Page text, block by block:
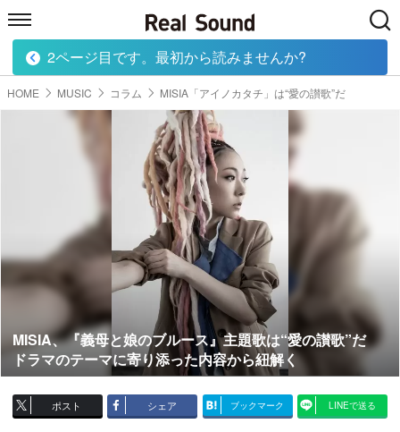
HOME MUSIC MOVIE TECH
HOME MUSIC コラム MISIA「アイノカタチ」は“愛の讃歌”だ
MISIA、『義母と娘のブルース』主題歌は“愛の讃歌”だ
ドラマのテーマに寄り添った内容から紐解く
ポスト シェア ブックマーク LINEで送る
2ページ目です。最初から読みませんか?